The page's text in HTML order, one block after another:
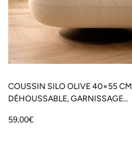
COUSSIN SILO OLIVE 40×55 CM
DÉHOUSSABLE, GARNISSAGE
Prix
59,00€